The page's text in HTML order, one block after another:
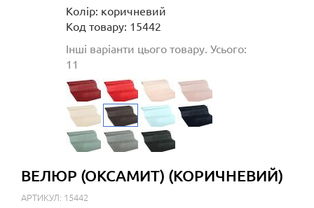
Колір: коричневий
Код товару: 15442
Інші варіанти цього товару. Усього:
11
ВЕЛЮР (ОКСАМИТ) (КОРИЧНЕВИЙ)
АРТИКУЛ: 15442